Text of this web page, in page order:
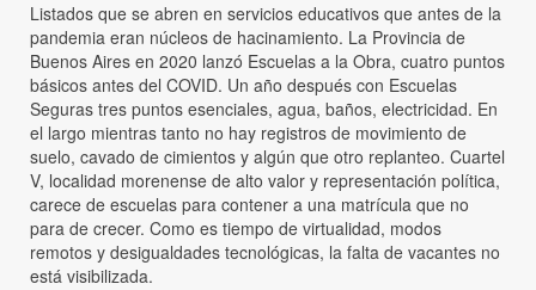
Listados que se abren en servicios educativos que antes de la
pandemia eran núcleos de hacinamiento. La Provincia de
Buenos Aires en 2020 lanzó Escuelas a la Obra, cuatro puntos
básicos antes del COVID. Un año después con Escuelas
Seguras tres puntos esenciales, agua, baños, electricidad. En
el largo mientras tanto no hay registros de movimiento de
suelo, cavado de cimientos y algún que otro replanteo. Cuartel
V, localidad morenense de alto valor y representación política,
carece de escuelas para contener a una matrícula que no
para de crecer. Como es tiempo de virtualidad, modos
remotos y desigualdades tecnológicas, la falta de vacantes no
está visibilizada.